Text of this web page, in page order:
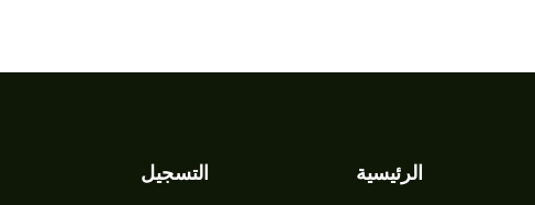
الرئيسية التسجيل